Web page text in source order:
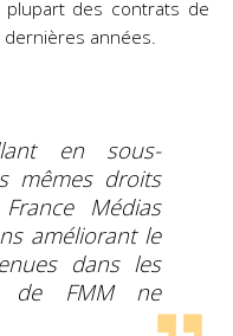
des contrats de
années.
en sous-
mêmes droits
Médias
améliorant le
dans les
de FMM ne